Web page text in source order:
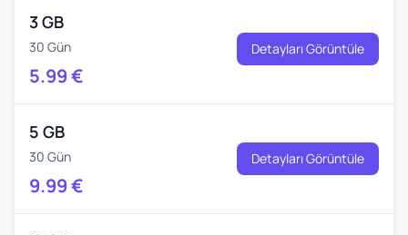
3 GB
30 Gün
5.99€
Detayları Görüntüle
5 GB
30 Gün
9.99€
Detayları Görüntüle